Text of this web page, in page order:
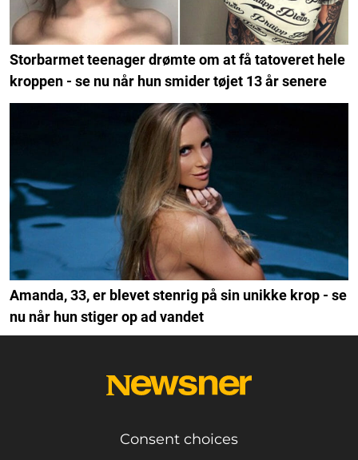
Storbarmet teenager drømte om at få tatoveret hele
kroppen - se nu når hun smider tøjet 13 år senere
Amanda, 33, er blevet stenrig på sin unikke krop - se
nu når hun stiger op ad vandet
Consent choices